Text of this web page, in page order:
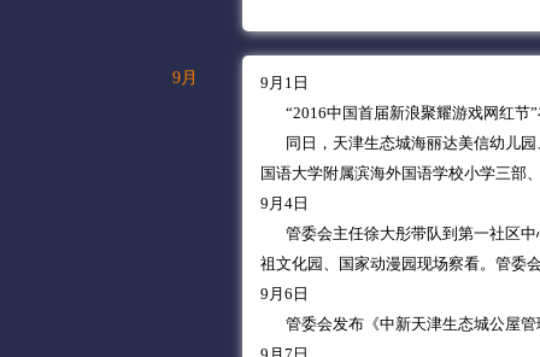
9月
9月1日
“2016中国首届新浪聚耀游戏网红节”
同日，天津生态城海丽达美信幼儿园
国语大学附属滨海外国语学校小学三部
9月4日
管委会主任徐大彤带队到第一社区中
祖文化园、国家动漫园现场察看。管委
9月6日
管委会发布《中新天津生态城公屋管